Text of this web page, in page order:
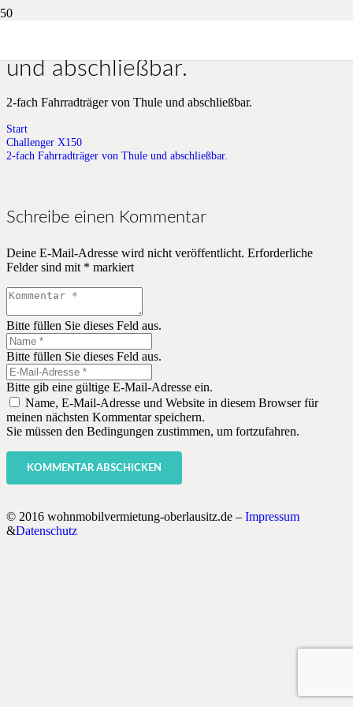
und abschließbar.
2-fach Fahrradträger von Thule und abschließbar.
Start
Challenger X150
2-fach Fahrradträger von Thule und abschließbar.
Schreibe einen Kommentar
Deine E-Mail-Adresse wird nicht veröffentlicht. Erforderliche
Felder sind mit * markiert
Bitte füllen Sie dieses Feld aus.
Bitte füllen Sie dieses Feld aus.
Bitte gib eine gültige E-Mail-Adresse ein.
Name, E-Mail-Adresse und Website in diesem Browser für
meinen nächsten Kommentar speichern.
Sie müssen den Bedingungen zustimmen, um fortzufahren.
KOMMENTAR ABSCHICKEN
© 2016 wohnmobilvermietung-oberlausitz.de – Impressum
&Datenschutz